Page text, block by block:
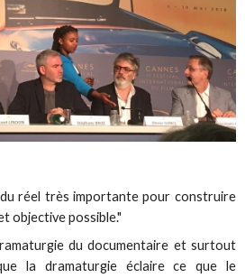
réel très importante pour construire
objective possible."
du documentaire et surtout
la dramaturgie éclaire ce que le